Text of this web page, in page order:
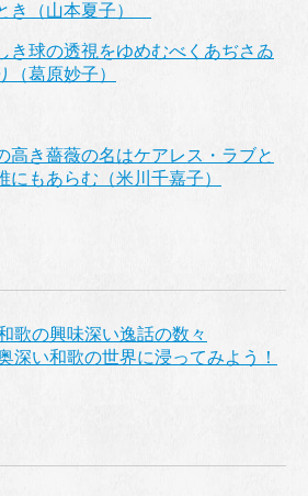
き（山本夏子）
き球の透視をゆめむべくあぢさゐ
（葛原妙子）
高き薔薇の名はケアレス・ラブと
にもあらむ（米川千嘉子）
歌の興味深い逸話の数々
深い和歌の世界に浸ってみよう！